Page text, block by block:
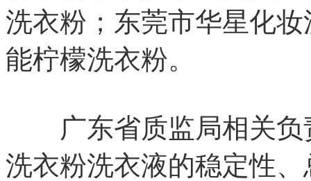
洗衣粉；东莞市华星化
能柠檬洗衣粉。
广东省质监局相关负
洗衣粉洗衣液的稳定性